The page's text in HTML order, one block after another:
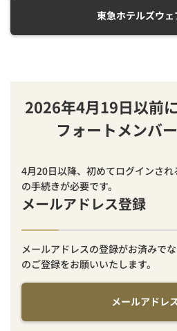
東急ホテルズウェ
2026年4月19日以前
フォートメンバ
4月20日以降、初めてログインさ
の手続きが必要です。
メールアドレス登録
メールアドレスの登録がお済みで
のご登録をお願いいたします。
メールアドレ